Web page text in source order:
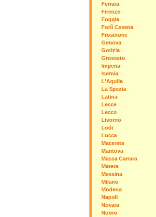
Ferrara
Firenze
Foggia
Forlì Cesena
Frosinone
Genova
Gorizia
Grosseto
Imperia
Isernia
L'Aquila
La Spezia
Latina
Lecce
Lecco
Livorno
Lodi
Lucca
Macerata
Mantova
Massa Carrara
Matera
Messina
Milano
Modena
Napoli
Novara
Nuoro